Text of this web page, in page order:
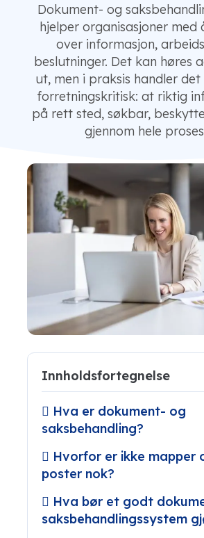
Dokument- og
hjelper organisasjoner med
over informasjon,
beslutninger. Det kan høres
ut, men i praksis handler
forretningskritisk: at riktig
på rett sted, søkbar,
gjennom hele
Innholdsfortegnelse
Hva er dokument- og
saksbehandling?
Hvorfor er ikke mapper
poster nok?
Hva bør et godt
saksbehandlingssystem